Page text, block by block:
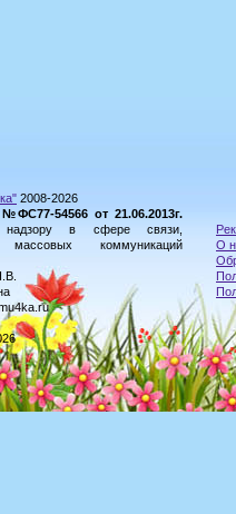
2008-2026
54566 от 21.06.2013г.
в сфере связи,
коммуникаций
О